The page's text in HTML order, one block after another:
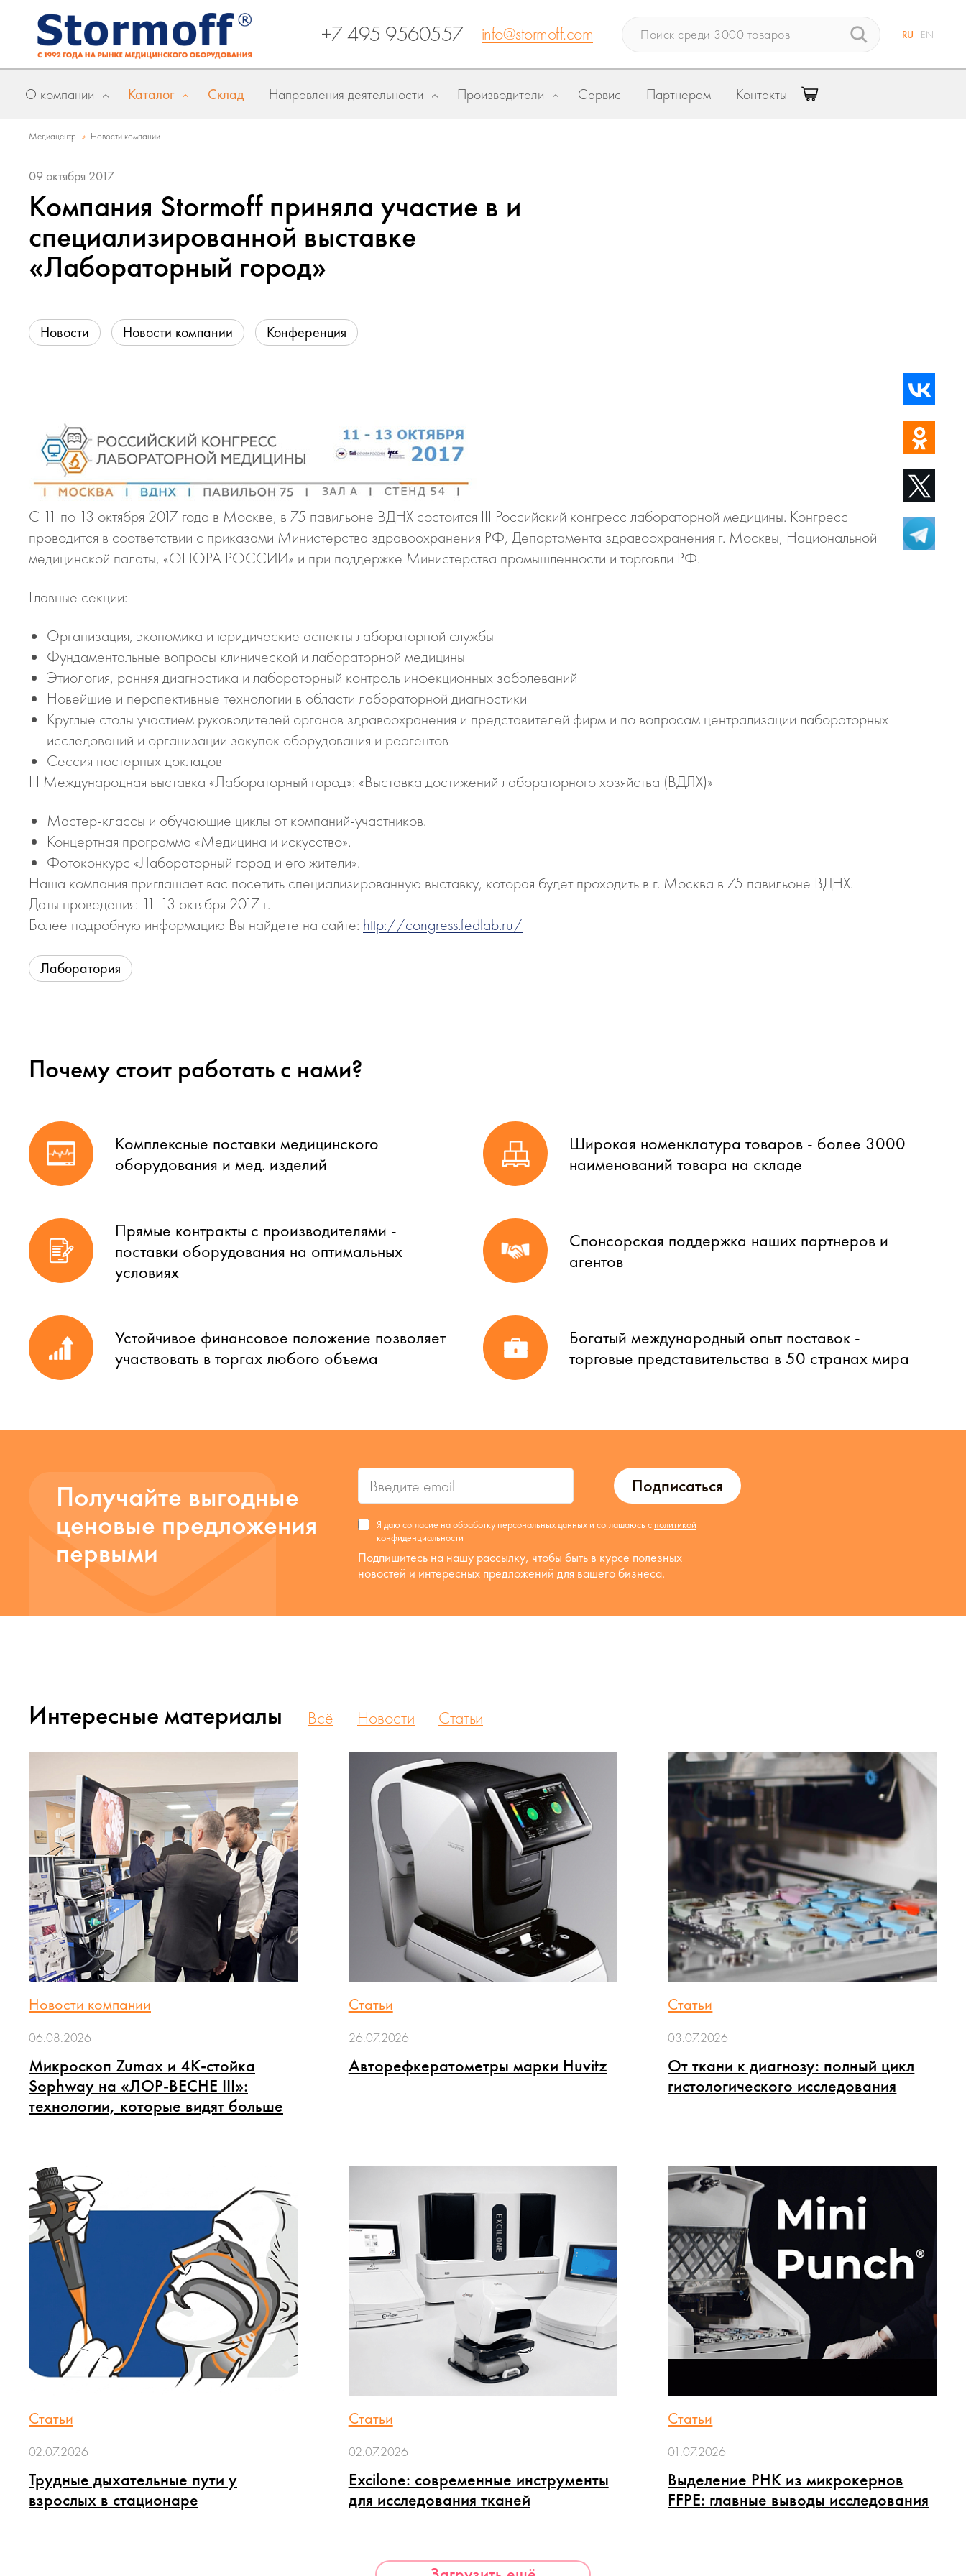
+7 495 9560557 info@stormoff.com RU EN
О компании Каталог Склад Направления деятельности Производители Сервис Партнерам Контакты
Медиацентр » Новости компании
09 октября 2017
Компания Stormoff приняла участие в и
специализированной выставке
«Лабораторный город»
Новости Новости компании Конференция
С 11 по 13 октября 2017 года в Москве, в 75 павильоне ВДНХ состоится III Российский конгресс лабораторной медицины. Конгресс
проводится в соответствии с приказами Министерства здравоохранения РФ, Департамента здравоохранения г. Москвы, Национальной
медицинской палаты, «ОПОРА РОССИИ» и при поддержке Министерства промышленности и торговли РФ.
Главные секции:
Организация, экономика и юридические аспекты лабораторной службы
Фундаментальные вопросы клинической и лабораторной медицины
Этиология, ранняя диагностика и лабораторный контроль инфекционных заболеваний
Новейшие и перспективные технологии в области лабораторной диагностики
Круглые столы участием руководителей органов здравоохранения и представителей фирм и по вопросам централизации лабораторных
исследований и организации закупок оборудования и реагентов
Сессия постерных докладов
III Международная выставка «Лабораторный город»: «Выставка достижений лабораторного хозяйства (ВДЛХ)»
Мастер-классы и обучающие циклы от компаний-участников.
Концертная программа «Медицина и искусство».
Фотоконкурс «Лабораторный город и его жители».
Наша компания приглашает вас посетить специализированную выставку, которая будет проходить в г. Москва в 75 павильоне ВДНХ.
Даты проведения: 11-13 октября 2017 г.
Более подробную информацию Вы найдете на сайте: http://congress.fedlab.ru/
Лаборатория
Почему стоит работать с нами?
Комплексные поставки медицинского
оборудования и мед. изделий
Прямые контракты с производителями -
поставки оборудования на оптимальных
условиях
Устойчивое финансовое положение позволяет
участвовать в торгах любого объема
Широкая номенклатура товаров - более 3000
наименований товара на складе
Спонсорская поддержка наших партнеров и
агентов
Богатый международный опыт поставок -
торговые представительства в 50 странах мира
Получайте выгодные
ценовые предложения
первыми
Подписаться
Я даю согласие на обработку персональных данных и соглашаюсь с политикой
конфиденциальности
Подпишитесь на нашу рассылку, чтобы быть в курсе полезных
новостей и интересных предложений для вашего бизнеса.
Интересные материалы Всё Новости Статьи
Новости компании
06.08.2026
Микроскоп Zumax и 4K-стойка
Sophway на «ЛОР-ВЕСНЕ III»:
технологии, которые видят больше
Статьи
26.07.2026
Авторефкератометры марки Huvitz
Статьи
03.07.2026
От ткани к диагнозу: полный цикл
гистологического исследования
Статьи
02.07.2026
Трудные дыхательные пути у
взрослых в стационаре
Статьи
02.07.2026
Excilone: современные инструменты
для исследования тканей
Статьи
01.07.2026
Выделение РНК из микрокернов
FFPE: главные выводы исследования